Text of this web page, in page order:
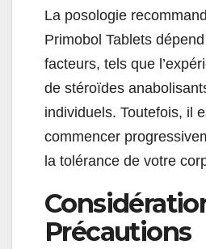
La posologie
Primobol Tablets
facteurs, tels que
de stéroïdes
individuels. Toutefois, il
commencer
la tolérance de votre
Précautions